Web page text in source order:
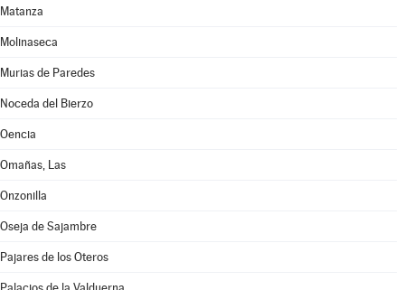
Matanza
Molinaseca
Murias de Paredes
Noceda del Bierzo
Oencia
Omañas, Las
Onzonilla
Oseja de Sajambre
Pajares de los Oteros